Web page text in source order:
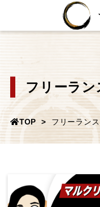
フリーラン
TOP フリーランス